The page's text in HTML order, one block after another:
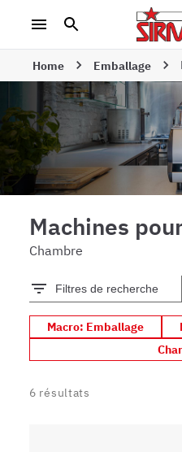
Home Emballage
Machines
Chambre
Filtres de recherche
Macro: Emballage
6 résultats